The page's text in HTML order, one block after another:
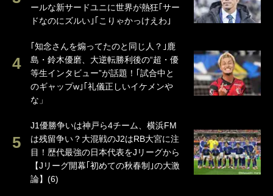
ールな新サードユニに世界が熱狂｢サー
ドなのにズルい｣｢こりゃかっけえわ｣
｢知念さんを煽ってたのと同じ人？｣鹿
島・鈴木優磨、大逆転勝利後の“超・優
等生インタビュー”が話題！｢試合中と
のギャップw｣｢礼儀正しいイケメンや
な」
J1優勝争いは神戸ら4チーム、横浜FM
は残留争い？大混戦のJ2はRB大宮に注
目！歴代最強の日本代表をJリーグから
【Jリーグ開幕｢初めての秋春制｣の大激
論】(6)